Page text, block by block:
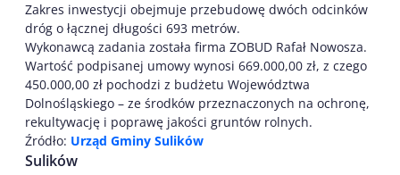
Zakres inwestycji obejmuje przebudowę dwóch odcinków
dróg o łącznej długości 693 metrów.
Wykonawcą zadania została firma ZOBUD Rafał Nowosza.
Wartość podpisanej umowy wynosi 669.000,00 zł, z czego
450.000,00 zł pochodzi z budżetu Województwa
Dolnośląskiego – ze środków przeznaczonych na ochronę,
rekultywację i poprawę jakości gruntów rolnych.
Źródło: Urząd Gminy Sulików
Sulików